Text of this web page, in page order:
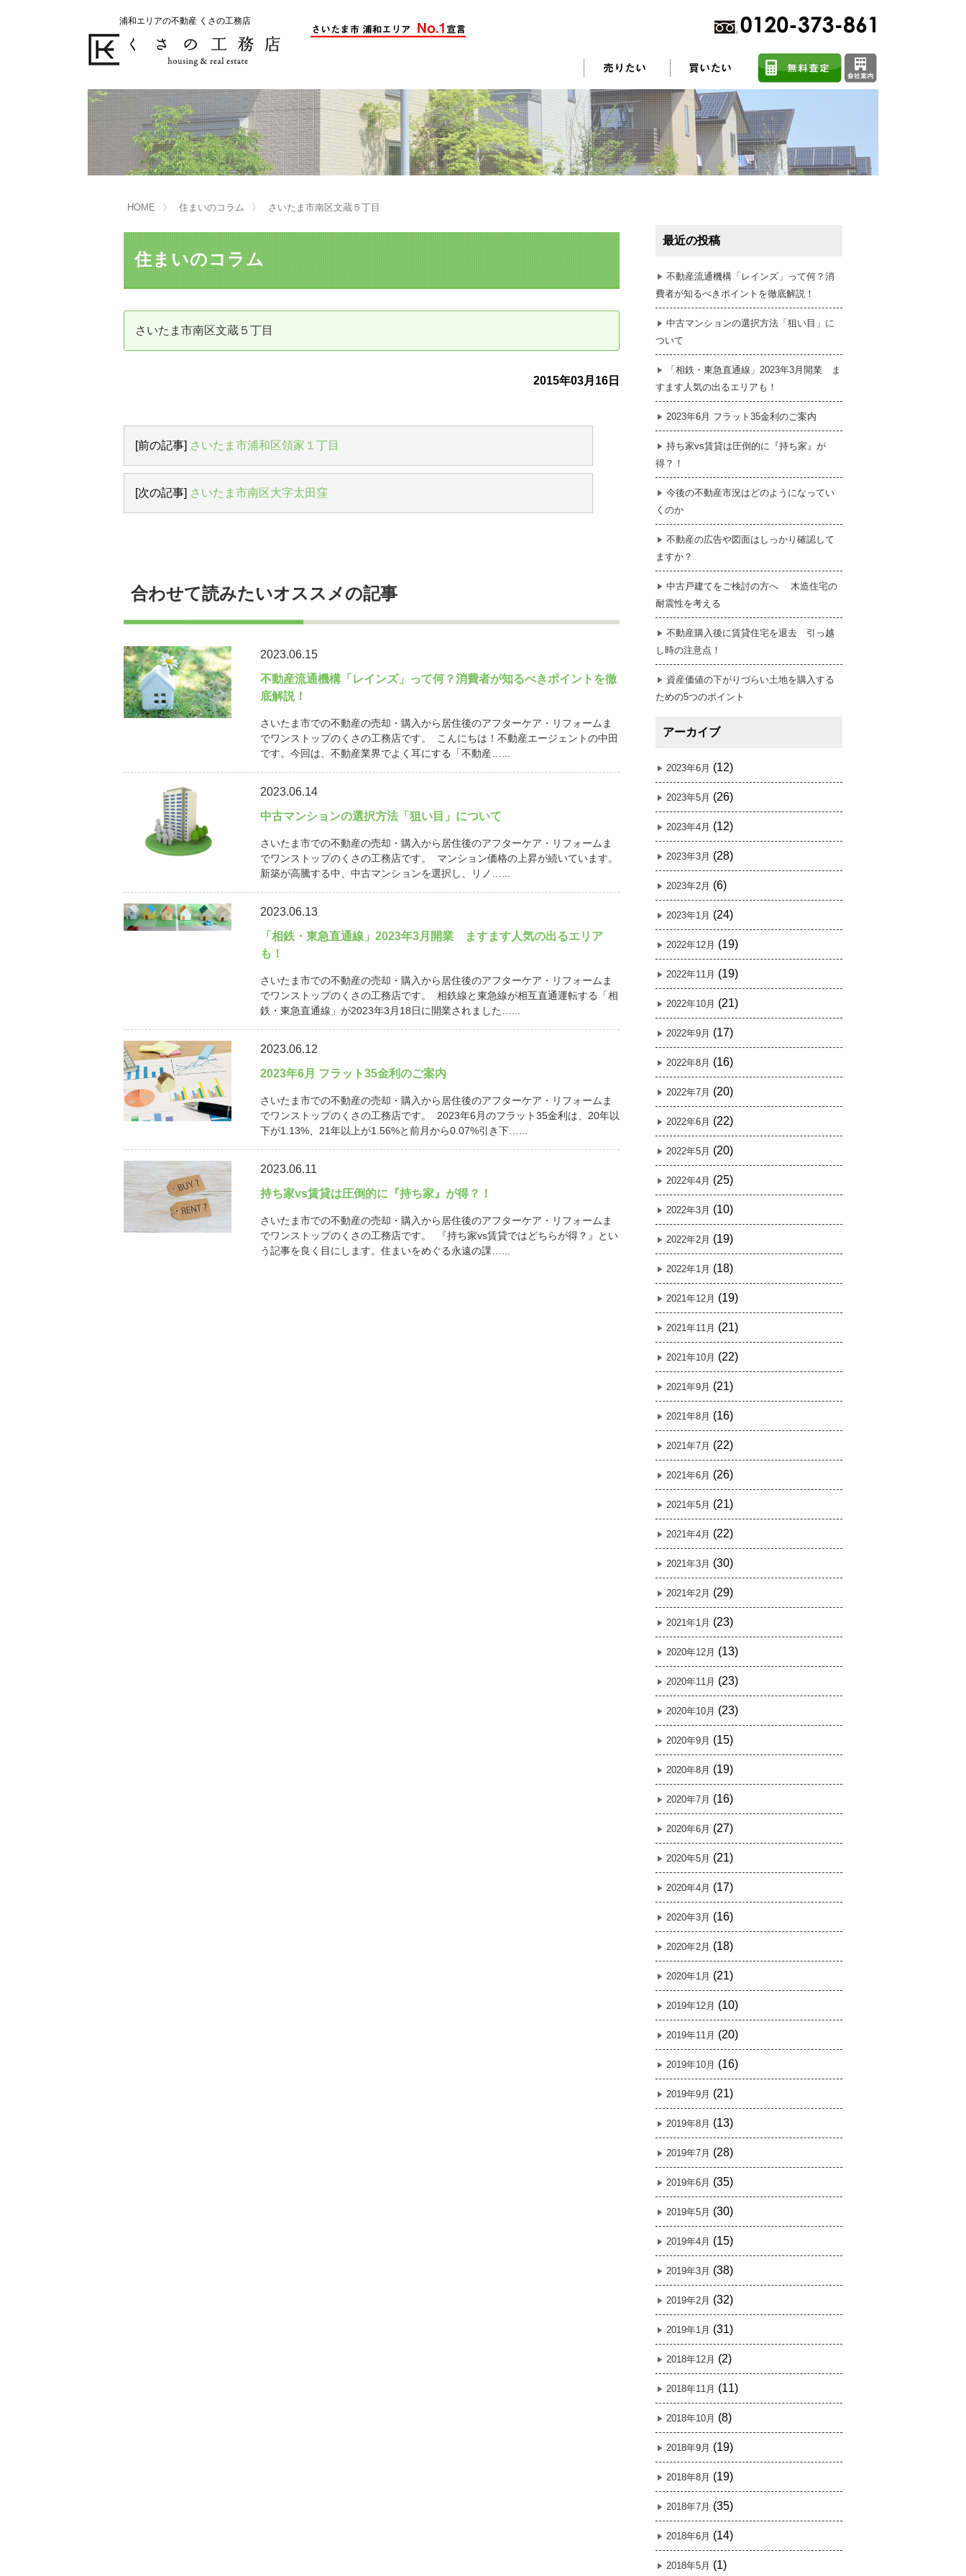
浦和エリアの不動産 くさの工務店
不動産の売却をお考えのお客様
くさの工務店が選ばれる理由 売却活動 売却されたお客様の声 不動産売却に関するよくある質問
買い替えサポート はじめての売却 不動産売却成功のコツ 任意売却
不動産の相続 売却前の修繕・リフォーム
売却の流れ（手順）
売買契約のご締結
不動産の購入をお考えのお客様
くさの工務店が選ばれる理由 購入されたお客様の声 不動産購入に関するよくある質問
住宅ローン控除・消費税について
リニュアル仲介とは
資産価値の減りにくい住宅購入 中古だから安心して購入できる仕組み リニュアル仲介で実現する豊かな暮らし はじめての物件探し
HOME 住まいのコラム さいたま市南区文蔵５丁目
住まいのコラム
さいたま市南区文蔵５丁目
2015年03月16日
[前の記事] さいたま市浦和区領家１丁目
[次の記事] さいたま市南区大字太田窪
合わせて読みたいオススメの記事
2023.06.15
不動産流通機構「レインズ」って何？消費者が知るべきポイントを徹
底解説！
さいたま市での不動産の売却・購入から居住後のアフターケア・リフォームま
でワンストップのくさの工務店です。 こんにちは！不動産エージェントの中田
です。今回は、不動産業界でよく耳にする「不動産…...
2023.06.14
中古マンションの選択方法「狙い目」について
さいたま市での不動産の売却・購入から居住後のアフターケア・リフォームま
でワンストップのくさの工務店です。 マンション価格の上昇が続いています。
新築が高騰する中、中古マンションを選択し、リノ…...
2023.06.13
「相鉄・東急直通線」2023年3月開業 ますます人気の出るエリア
も！
さいたま市での不動産の売却・購入から居住後のアフターケア・リフォームま
でワンストップのくさの工務店です。 相鉄線と東急線が相互直通運転する「相
鉄・東急直通線」が2023年3月18日に開業されました…...
2023.06.12
2023年6月 フラット35金利のご案内
さいたま市での不動産の売却・購入から居住後のアフターケア・リフォームま
でワンストップのくさの工務店です。 2023年6月のフラット35金利は、20年以
下が1.13%、21年以上が1.56%と前月から0.07%引き下…...
2023.06.11
持ち家vs賃貸は圧倒的に『持ち家』が得？！
さいたま市での不動産の売却・購入から居住後のアフターケア・リフォームま
でワンストップのくさの工務店です。 『持ち家vs賃貸ではどちらが得？』とい
う記事を良く目にします。住まいをめぐる永遠の課…...
最近の投稿
不動産流通機構「レインズ」って何？消
費者が知るべきポイントを徹底解説！
中古マンションの選択方法「狙い目」に
ついて
「相鉄・東急直通線」2023年3月開業 ま
すます人気の出るエリアも！
2023年6月 フラット35金利のご案内
持ち家vs賃貸は圧倒的に『持ち家』が
得？！
今後の不動産市況はどのようになってい
くのか
不動産の広告や図面はしっかり確認して
ますか？
中古戸建てをご検討の方へ 木造住宅の
耐震性を考える
不動産購入後に賃貸住宅を退去 引っ越
し時の注意点！
資産価値の下がりづらい土地を購入する
ための5つのポイント
アーカイブ
2023年6月 (12)
2023年5月 (26)
2023年4月 (12)
2023年3月 (28)
2023年2月 (6)
2023年1月 (24)
2022年12月 (19)
2022年11月 (19)
2022年10月 (21)
2022年9月 (17)
2022年8月 (16)
2022年7月 (20)
2022年6月 (22)
2022年5月 (20)
2022年4月 (25)
2022年3月 (10)
2022年2月 (19)
2022年1月 (18)
2021年12月 (19)
2021年11月 (21)
2021年10月 (22)
2021年9月 (21)
2021年8月 (16)
2021年7月 (22)
2021年6月 (26)
2021年5月 (21)
2021年4月 (22)
2021年3月 (30)
2021年2月 (29)
2021年1月 (23)
2020年12月 (13)
2020年11月 (23)
2020年10月 (23)
2020年9月 (15)
2020年8月 (19)
2020年7月 (16)
2020年6月 (27)
2020年5月 (21)
2020年4月 (17)
2020年3月 (16)
2020年2月 (18)
2020年1月 (21)
2019年12月 (10)
2019年11月 (20)
2019年10月 (16)
2019年9月 (21)
2019年8月 (13)
2019年7月 (28)
2019年6月 (35)
2019年5月 (30)
2019年4月 (15)
2019年3月 (38)
2019年2月 (32)
2019年1月 (31)
2018年12月 (2)
2018年11月 (11)
2018年10月 (8)
2018年9月 (19)
2018年8月 (19)
2018年7月 (35)
2018年6月 (14)
2018年5月 (1)